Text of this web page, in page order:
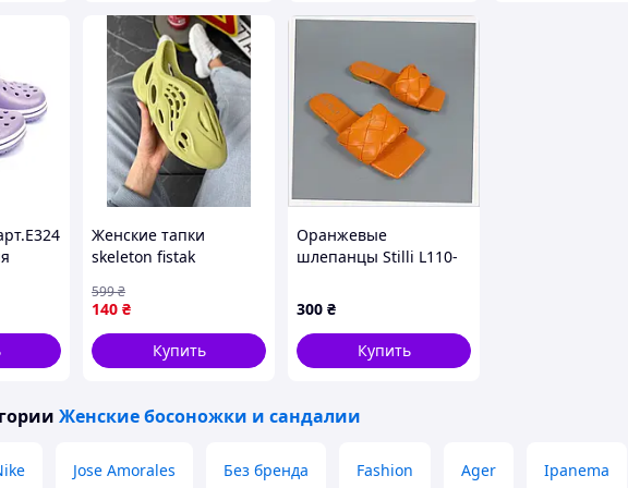
8
Женские тапки
skeleton fistak
140 ₴
599₴
Купить
Оранжевые
шлепанцы Stilli L110-
2P74494T5
300 ₴
Купить
Женские босоножки и сандалии
Jose Amorales Без бренда Fashion Ager Ipanema